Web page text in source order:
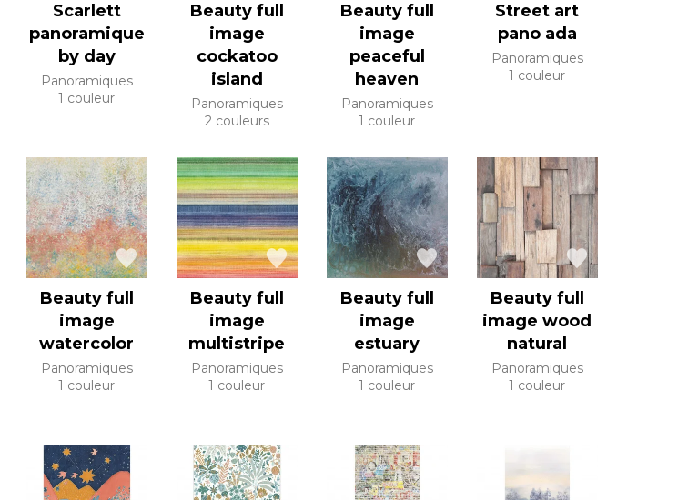
Scarlett
panoramique
by day
Panoramiques
1 couleur
Beauty full
image
cockatoo
island
Panoramiques
2 couleurs
Beauty full
image
peaceful
heaven
Panoramiques
1 couleur
Street art
pano ada
Panoramiques
1 couleur
Beauty full
image
watercolor
Panoramiques
1 couleur
Beauty full
image
multistripe
Panoramiques
1 couleur
Beauty full
image
estuary
Panoramiques
1 couleur
Beauty full
image wood
natural
Panoramiques
1 couleur